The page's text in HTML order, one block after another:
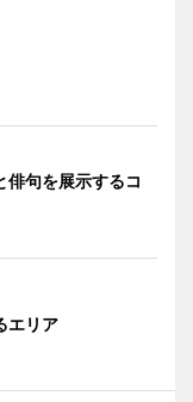
俳句を展示するコ
エリア